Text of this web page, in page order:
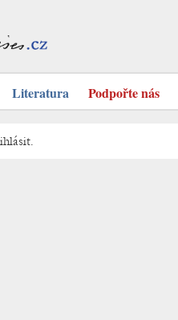
Literatura Podpořte nás